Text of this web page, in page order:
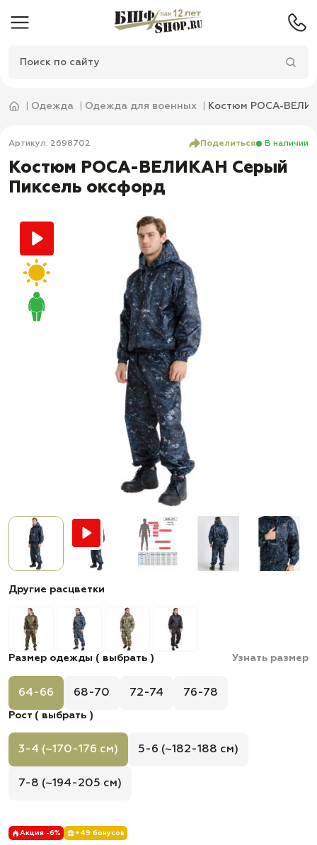
Одежда Одежда для военных Костюм РОСА-
Артикул: 2698702 Поделиться В наличии
Костюм РОСА-ВЕЛИКАН Серый
Пиксель оксфорд
Другие расцветки
Размер одежды ( выбрать ) Узнать размер
64-66 68-70 72-74 76-78
Рост ( выбрать )
3-4 (~170-176 см) 5-6 (~182-188 см)
7-8 (~194-205 см)
Акция -6% +49 бонусов